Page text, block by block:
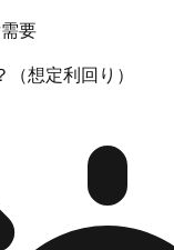
要
想定利回り）